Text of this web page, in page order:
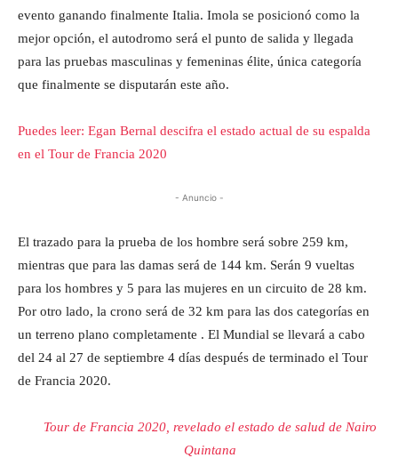
evento ganando finalmente Italia. Imola se posicionó como la
mejor opción, el autodromo será el punto de salida y llegada
para las pruebas masculinas y femeninas élite, única categoría
que finalmente se disputarán este año.
Puedes leer: Egan Bernal descifra el estado actual de su espalda
en el Tour de Francia 2020
- Anuncio -
El trazado para la prueba de los hombre será sobre 259 km,
mientras que para las damas será de 144 km. Serán 9 vueltas
para los hombres y 5 para las mujeres en un circuito de 28 km.
Por otro lado, la crono será de 32 km para las dos categorías en
un terreno plano completamente . El Mundial se llevará a cabo
del 24 al 27 de septiembre 4 días después de terminado el Tour
de Francia 2020.
Tour de Francia 2020, revelado el estado de salud de Nairo
Quintana